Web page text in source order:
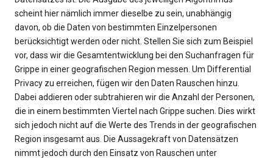
scheint hier nämlich immer dieselbe zu sein, unabhängig
davon, ob die Daten von bestimmten Einzelpersonen
berücksichtigt werden oder nicht. Stellen Sie sich zum Beispiel
vor, dass wir die Gesamtentwicklung bei den Suchanfragen für
Grippe in einer geografischen Region messen. Um Differential
Privacy zu erreichen, fügen wir den Daten Rauschen hinzu.
Dabei addieren oder subtrahieren wir die Anzahl der Personen,
die in einem bestimmten Viertel nach Grippe suchen. Dies wirkt
sich jedoch nicht auf die Werte des Trends in der geografischen
Region insgesamt aus. Die Aussagekraft von Datensätzen
nimmt jedoch durch den Einsatz von Rauschen unter